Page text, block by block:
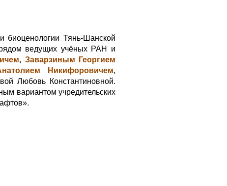
биоценологии Тянь-Шанской
ведущих учёных РАН и
, Заварзиным Георгием
Никифоровичем,
Любовь Константиновной.
вариантом учредительских